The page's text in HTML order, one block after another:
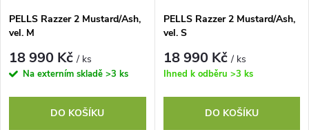
PELLS Razzer 2 Mustard/Ash,
vel. M
18 990 Kč/ ks
Na externím skladě >3 ks
DO KOŠÍKU
PELLS Razzer 2 Mustard/Ash,
vel. S
18 990 Kč/ ks
Ihned k odběru >3 ks
DO KOŠÍKU